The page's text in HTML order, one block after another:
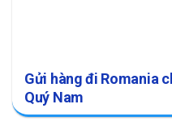
Gửi hàng đi Romania
Quý Nam